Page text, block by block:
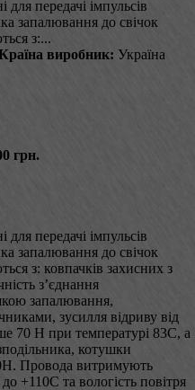
передачі імпульсів
запалювання до свічок
з:...
виробник: Україна
грн.
передачі імпульсів
запалювання до свічок
з: ковпачків захисних з
з’єднання
запалювання,
зусилля відриву від
70 Н при температурі 83С, а
котушки
Провода витримують
+110С та вологість повітря